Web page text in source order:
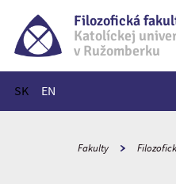
Filozofická
Katolíckej
v Ružomberku
SK EN
Hlavné menu
Fakulty